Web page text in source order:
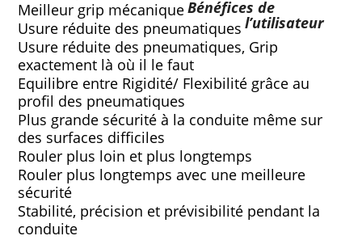
Meilleur grip mécanique
Usure réduite des pneumatiques
Usure réduite des pneumatiques, Grip
exactement là où il le faut
Equilibre entre Rigidité/ Flexibilité grâce au
profil des pneumatiques
Bénéfices de
l’utilisateur
Plus grande sécurité à la conduite même sur
des surfaces difficiles
Rouler plus loin et plus longtemps
Rouler plus longtemps avec une meilleure
sécurité
Stabilité, précision et prévisibilité pendant la
conduite